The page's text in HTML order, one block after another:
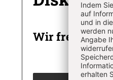
Wir freuen